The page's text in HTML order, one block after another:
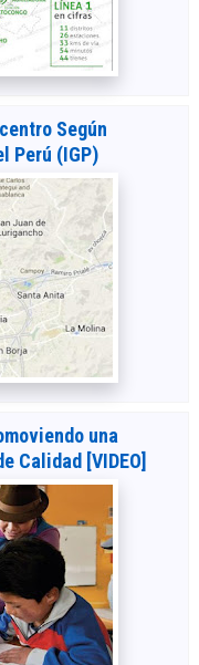
Según
Perú (IGP)
una
Calidad [VIDEO]